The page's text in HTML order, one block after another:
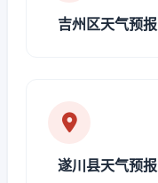
吉州区天气预报
遂川县天气预报